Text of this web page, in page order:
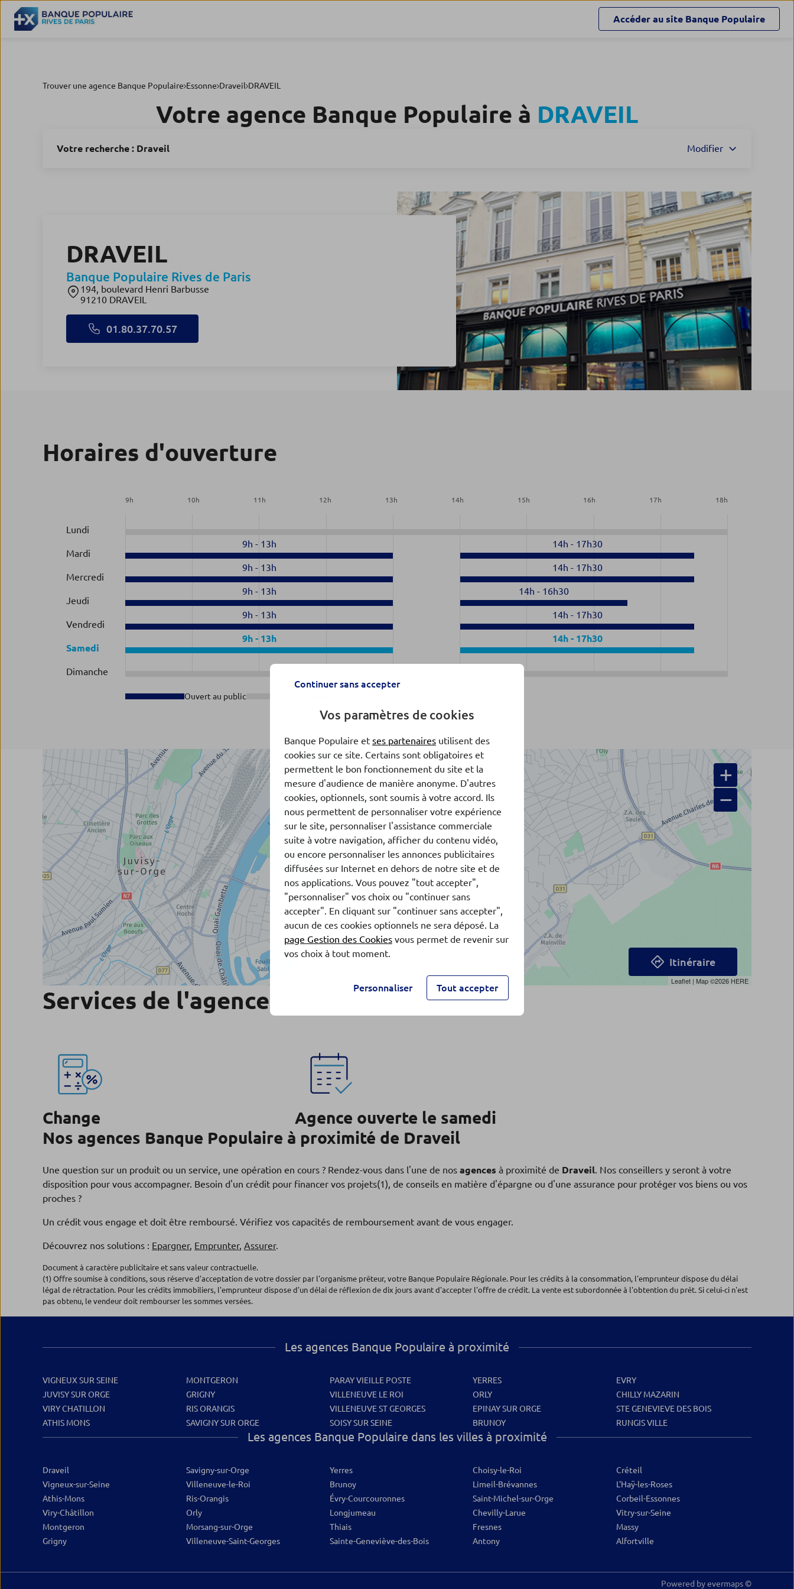
Accéder au site Banque Populaire
Trouver une agence Banque Populaire Essonne Draveil DRAVEIL
Votre agence Banque Populaire à DRAVEIL
Votre recherche : Draveil Modifier
DRAVEIL
Banque Populaire Rives de Paris
194, boulevard Henri Barbusse
91210 DRAVEIL
01.80.37.70.57
Horaires d'ouverture
9h 10h 11 h 12h 13h 14h 15h 16h 17h 18h
Lundi
Mardi
9h - 13h 14h - 17h30
Mercredi
9h - 13h 14h - 17h30
Jeudi
9h - 13h 14h - 16h30
Vendredi
9h - 13h 14h - 17h30
Samedi
9h- 13h 14h- 17h30
Dimanche
Ouvert au public
+
−
Leaflet | Map ©2026 HERE
Itinéraire
Services de l'agence
Change
Agence ouverte le samedi
Nos agences Banque Populaire à proximité de Draveil
Une question sur un produit ou un service, une opération en cours ? Rendez-vous dans l'une de nos agences à proximité de Draveil. Nos conseillers y seront à votre
disposition pour vous accompagner. Besoin d'un crédit pour financer vos projets(1), de conseils en matière d'épargne ou d'une assurance pour protéger vos biens ou vos
proches ?
Un crédit vous engage et doit être remboursé. Vérifiez vos capacités de remboursement avant de vous engager.
Découvrez nos solutions : Epargner, Emprunter, Assurer.
Document à caractère publicitaire et sans valeur contractuelle.
(1) Offre soumise à conditions, sous réserve d'acceptation de votre dossier par l'organisme prêteur, votre Banque Populaire Régionale. Pour les crédits à la consommation, l'emprunteur dispose du délai
légal de rétractation. Pour les crédits immobiliers, l'emprunteur dispose d'un délai de réflexion de dix jours avant d'accepter l'offre de crédit. La vente est subordonnée à l'obtention du prêt. Si celui-ci n'est
pas obtenu, le vendeur doit rembourser les sommes versées.
Les agences Banque Populaire à proximité
VIGNEUX SUR SEINE
JUVISY SUR ORGE
VIRY CHATILLON
ATHIS MONS
MONTGERON
GRIGNY
RIS ORANGIS
SAVIGNY SUR ORGE
PARAY VIEILLE POSTE
VILLENEUVE LE ROI
VILLENEUVE ST GEORGES
SOISY SUR SEINE
YERRES
ORLY
EPINAY SUR ORGE
BRUNOY
EVRY
CHILLY MAZARIN
STE GENEVIEVE DES BOIS
RUNGIS VILLE
Les agences Banque Populaire dans les villes à proximité
Draveil
Vigneux-sur-Seine
Athis-Mons
Viry-Châtillon
Montgeron
Grigny
Savigny-sur-Orge
Villeneuve-le-Roi
Ris-Orangis
Orly
Morsang-sur-Orge
Villeneuve-Saint-Georges
Yerres
Brunoy
Évry-Courcouronnes
Longjumeau
Thiais
Sainte-Geneviève-des-Bois
Choisy-le-Roi
Limeil-Brévannes
Saint-Michel-sur-Orge
Chevilly-Larue
Fresnes
Antony
Créteil
L'Haÿ-les-Roses
Corbeil-Essonnes
Vitry-sur-Seine
Massy
Alfortville
Powered byevermaps ©
Continuer sans accepter
Vos paramètres de cookies
Banque Populaire et ses partenaires utilisent des
cookies sur ce site. Certains sont obligatoires et
permettent le bon fonctionnement du site et la
mesure d'audience de manière anonyme. D'autres
cookies, optionnels, sont soumis à votre accord. Ils
nous permettent de personnaliser votre expérience
sur le site, personnaliser l'assistance commerciale
suite à votre navigation, afficher du contenu vidéo,
ou encore personnaliser les annonces publicitaires
diffusées sur Internet en dehors de notre site et de
nos applications. Vous pouvez "tout accepter",
"personnaliser" vos choix ou "continuer sans
accepter". En cliquant sur "continuer sans accepter",
aucun de ces cookies optionnels ne sera déposé. La
page Gestion des Cookies vous permet de revenir sur
vos choix à tout moment.
Personnaliser Tout accepter